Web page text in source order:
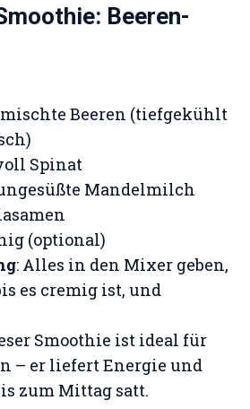
Beeren-
Beeren (tiefgekühlt
Spinat
Mandelmilch
(optional)
: Alles in den Mixer geben,
es cremig ist, und
Smoothie ist ideal für
– er liefert Energie und
zum Mittag satt.